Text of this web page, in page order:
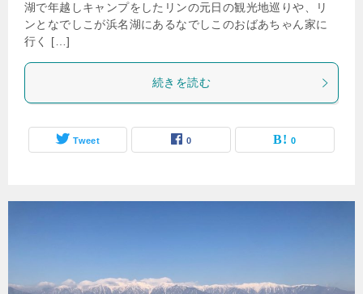
湖で年越しキャンプをしたリンの元日の観光地巡りや、リ
ンとなでしこが浜名湖にあるなでしこのおばあちゃん家に
行く […]
続きを読む
Tweet 0 0